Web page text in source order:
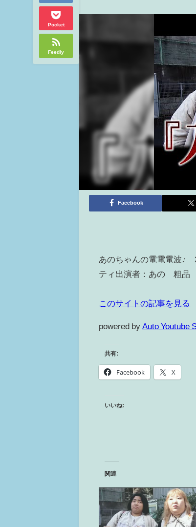
Pocket
Feedly
Facebook
あのちゃんの電電電波♪
ティ出演者：あの 粗品
このサイトの記事を見る
powered by Auto Youtube
共有:
Facebook X
いいね:
関連